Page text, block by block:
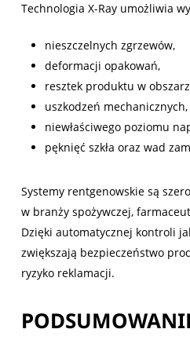
Technologia X-Ray umożliwia
nieszczelnych zgrzewów,
deformacji opakowań,
resztek produktu w
uszkodzeń mechanicznych,
niewłaściwego poziomu
pęknięć szkła oraz wad
Systemy rentgenowskie są
w branży spożywczej,
Dzięki automatycznej kontroli
zwiększają bezpieczeństwo
ryzyko reklamacji.